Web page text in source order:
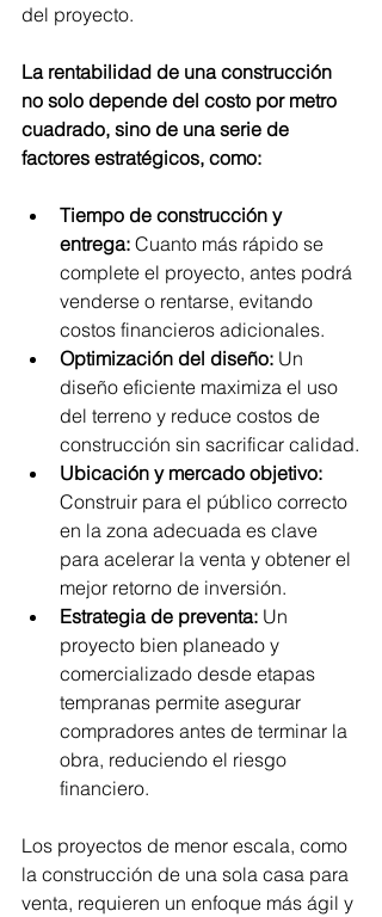
del proyecto.
La rentabilidad de una construcción
no solo depende del costo por metro
cuadrado, sino de una serie de
factores estratégicos, como:
Tiempo de construcción y
entrega: Cuanto más rápido se
complete el proyecto, antes podrá
venderse o rentarse, evitando
costos financieros adicionales.
Optimización del diseño: Un
diseño eficiente maximiza el uso
del terreno y reduce costos de
construcción sin sacrificar calidad.
Ubicación y mercado objetivo:
Construir para el público correcto
en la zona adecuada es clave
para acelerar la venta y obtener el
mejor retorno de inversión.
Estrategia de preventa: Un
proyecto bien planeado y
comercializado desde etapas
tempranas permite asegurar
compradores antes de terminar la
obra, reduciendo el riesgo
financiero.
Los proyectos de menor escala, como
la construcción de una sola casa para
venta, requieren un enfoque más ágil y